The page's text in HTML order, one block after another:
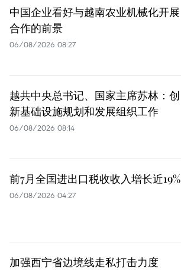
中国企业看好与越南农业机械化开展
合作的前景
06/08/2026 08:27
越共中央总书记、国家主席苏林：创
新基础设施规划和发展组织工作
06/08/2026 08:14
前7月全国进出口税收收入增长近19%
06/08/2026 04:27
加强西宁省边境线走私打击力度